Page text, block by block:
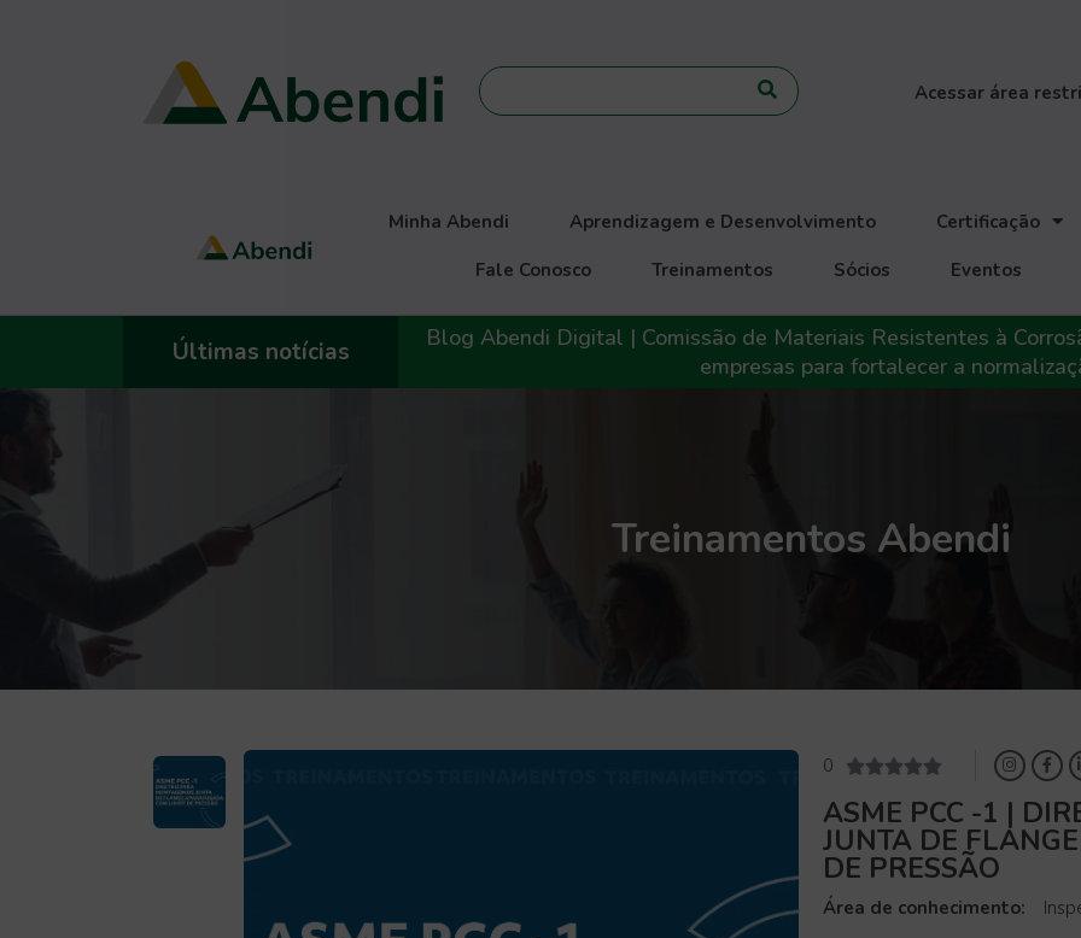
Acessar área
Minha Abendi Aprendizagem e Desenvolvimento Certificação
Fale Conosco
Treinamentos Sócios Eventos
Últimas notícias
Blog Abendi Digital | Comissão de Materiais Resistentes à
empresas para fortalecer a
Treinamentos Abendi
0 
ASME PCC -1 |
JUNTA DE
DE PRESSÃO
Área de conhecimento: